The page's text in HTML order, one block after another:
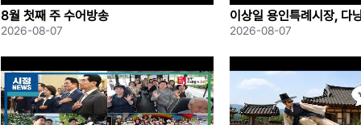
8월 첫째 주 수어방송
2026-08-07
이상일 용인특례시장, 다
산업 협력 모색
2026-08-07